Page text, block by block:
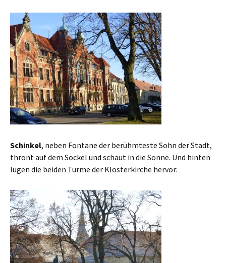
Schinkel, neben Fontane der berühmteste Sohn der Stadt,
thront auf dem Sockel und schaut in die Sonne. Und hinten
lugen die beiden Türme der Klosterkirche hervor: